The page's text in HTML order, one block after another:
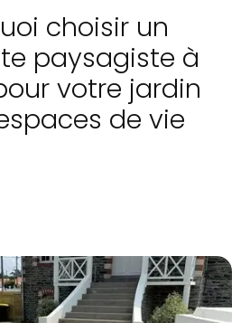
choisir un
paysagiste à
votre jardin
de vie